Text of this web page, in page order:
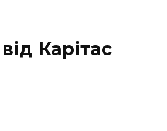
Карітас